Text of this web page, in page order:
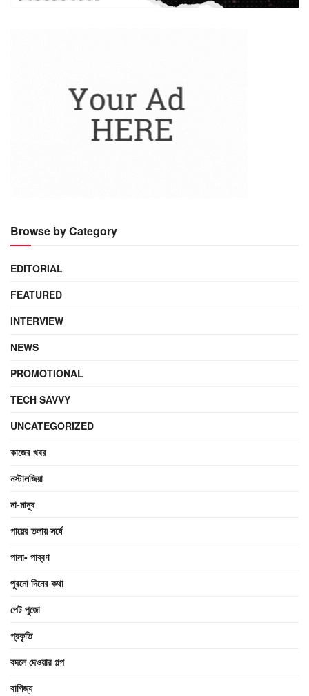
Browse by Category
EDITORIAL
FEATURED
INTERVIEW
NEWS
PROMOTIONAL
TECH SAVVY
UNCATEGORIZED
কাজের খবর
নস্টালজিয়া
না-মানুষ
পায়ের তলায় সর্ষে
পালা- পাব্বণ
পুরনো দিনের কথা
পেট পুজো
প্রকৃতি
বদলে দেওয়ার গল্প
বাণিজ্য